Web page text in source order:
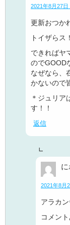
2021年8月27日
更新おつか
トイザら
できればヤ
のでGOOD
なぜなら、
かないので
＊ジュリア
す！！
返信
2021年8月
アラカ
コメン